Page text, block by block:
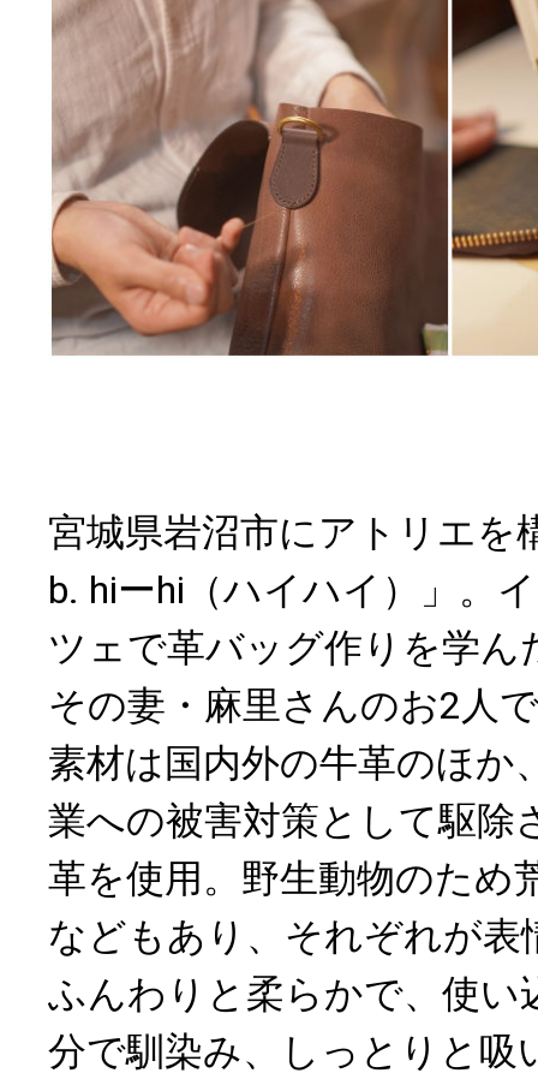
宮城県岩沼市にアトリエを
b. hiーhi（ハイハイ）」。
ツェで革バッグ作りを学ん
その妻・麻里さんのお2人
素材は国内外の牛革のほか
業への被害対策として駆除
革を使用。野生動物のため
などもあり、それぞれが表
ふんわりと柔らかで、使い
分で馴染み、しっとりと吸